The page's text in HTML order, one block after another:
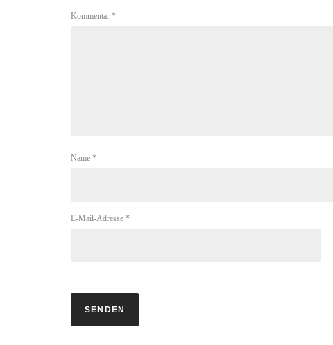
Kommentar *
Name *
E-Mail-Adresse *